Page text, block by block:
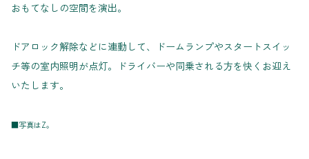
おもてなしの空間を演出。
ドアロック解除などに連動して、ドームランプやスタートスイッ
チ等の室内照明が点灯。ドライバーや同乗される方を快くお迎え
いたします。
■写真はZ。